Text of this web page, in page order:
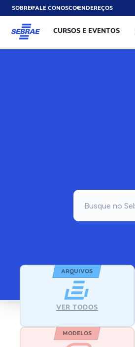
SOBREFALE CONOSCOENDEREÇOS
CURSOS E EVENTOS
ARQUIVOS
VER TODOS
MODELOS